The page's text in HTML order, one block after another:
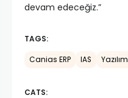
devam edeceğiz.”
TAGS:
Canias ERP IAS Yazılım
CATS: